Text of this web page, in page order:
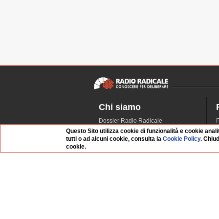
Chi siamo
Dossier Radio Radicale
Questo sito
L'Archivio
Redazione
Questo Sito utilizza cookie di funzionalità e cookie
tutti o ad alcuni cookie, consulta laCookie Policy.
cookie.